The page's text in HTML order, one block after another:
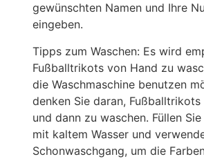
gewünschten Namen und Ihre
eingeben.
Tipps zum Waschen: Es wird
Fußballtrikots von Hand zu
die Waschmaschine benutzen
denken Sie daran, Fußballtrikots
und dann zu waschen. Füllen
mit kaltem Wasser und
Schonwaschgang, um die